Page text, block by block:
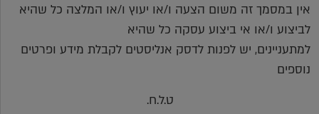
אין במסמך זה משום הצעה ו/או יעוץ ו/או המלצה כל שהיא
לביצוע ו/או אי ביצוע עסקה כל שהיא
למתעניינים, יש לפנות לדסק אנליסטים לקבלת מידע ופרטים
נוספים
ט.ל.ח.